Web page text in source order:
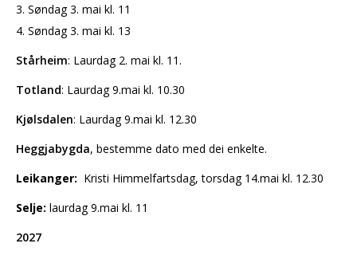
3. Søndag 3. mai kl. 11
4. Søndag 3. mai kl. 13
Stårheim: Laurdag 2. mai kl. 11.
Totland: Laurdag 9.mai kl. 10.30
Kjølsdalen: Laurdag 9.mai kl. 12.30
Heggjabygda, bestemme dato med dei enkelte.
Leikanger: Kristi Himmelfartsdag, torsdag 14.mai kl. 12.30
Selje: laurdag 9.mai kl. 11
2027